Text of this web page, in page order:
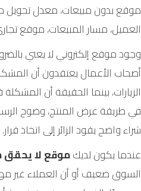
موقع بدون مبيعات، معدل تحويل
العميل، مسار المبيعات، موقع
وجود موقع إلكتروني لا يعني
أصحاب الأعمال يعتقدون أن
الزيارات، بينما الحقيقة أن
في طريقة عرض المنتج، وضوح
شراء واضح يقود الزائر إلى اتخاذ قرار.
عندما يكون لديكموقع لا يحقق
السوق ضعيف أو أن العملاء غير